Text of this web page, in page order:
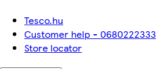
Tesco.hu
Customer help - 0680222333
Store locator